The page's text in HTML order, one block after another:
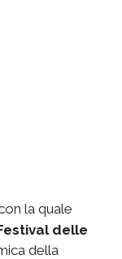
la quale
delle
della